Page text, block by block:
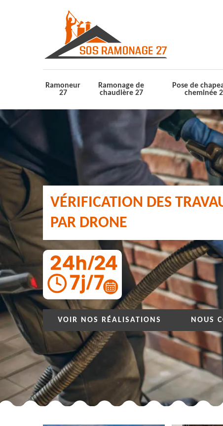
Ramoneur
27
Ramonage de
chaudière 27
Pose de
cheminée
VÉRIFICATION DES
PAR DRONE
VOIR NOS RÉALISATIONS NOUS